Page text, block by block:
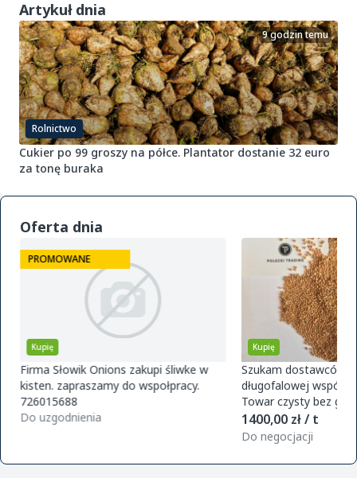
Artykuł dnia
Rolnictwo
9 godzin temu
Cukier po 99 groszy na półce. Plantator dostanie 32 euro
za tonę buraka
Oferta dnia
Kupię
PROMOWANE
Firma Słowik Onions zakupi śliwke w
kisten. zapraszamy do wspołpracy.
726015688
Do uzgodnienia
Kupię
Szukam dostawców
długofalowej
Towar czysty bez
magazynu w Polsce.
zamówie
1400,00 zł / t
Do negocjacji